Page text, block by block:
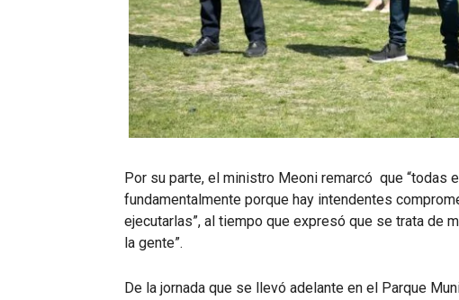
Por su parte, el ministro Meoni remarcó que “todas
fundamentalmente porque hay intendentes
ejecutarlas”, al tiempo que expresó que se trata de
la gente”.
De la jornada que se llevó adelante en el Parque